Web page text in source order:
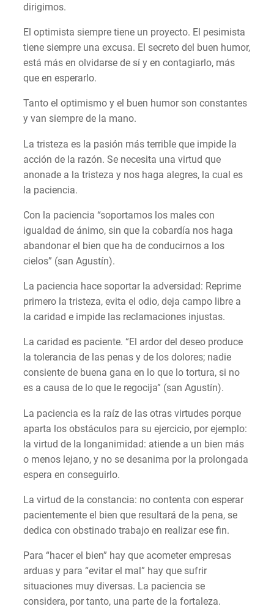
dirigimos.
El optimista siempre tiene un proyecto. El pesimista
tiene siempre una excusa. El secreto del buen humor,
está más en olvidarse de sí y en contagiarlo, más
que en esperarlo.
Tanto el optimismo y el buen humor son constantes
y van siempre de la mano.
La tristeza es la pasión más terrible que impide la
acción de la razón. Se necesita una virtud que
anonade a la tristeza y nos haga alegres, la cual es
la paciencia.
Con la paciencia “soportamos los males con
igualdad de ánimo, sin que la cobardía nos haga
abandonar el bien que ha de conducirnos a los
cielos” (san Agustín).
La paciencia hace soportar la adversidad: Reprime
primero la tristeza, evita el odio, deja campo libre a
la caridad e impide las reclamaciones injustas.
La caridad es paciente. “El ardor del deseo produce
la tolerancia de las penas y de los dolores; nadie
consiente de buena gana en lo que lo tortura, si no
es a causa de lo que le regocija” (san Agustín).
La paciencia es la raíz de las otras virtudes porque
aparta los obstáculos para su ejercicio, por ejemplo:
la virtud de la longanimidad: atiende a un bien más
o menos lejano, y no se desanima por la prolongada
espera en conseguirlo.
La virtud de la constancia: no contenta con esperar
pacientemente el bien que resultará de la pena, se
dedica con obstinado trabajo en realizar ese fin.
Para “hacer el bien” hay que acometer empresas
arduas y para “evitar el mal” hay que sufrir
situaciones muy diversas. La paciencia se
considera, por tanto, una parte de la fortaleza.